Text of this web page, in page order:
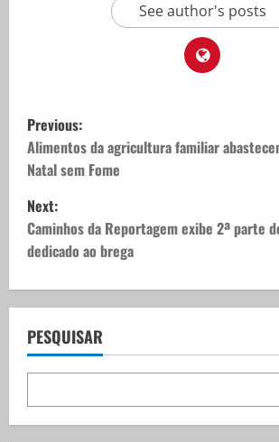
See author's posts
P
o
s
t
n
a
v
i
g
Previous:
Alimentos da agricultura familiar
Natal sem Fome
Next:
Caminhos da Reportagem exibe 2ª parte
dedicado ao brega
PESQUISAR